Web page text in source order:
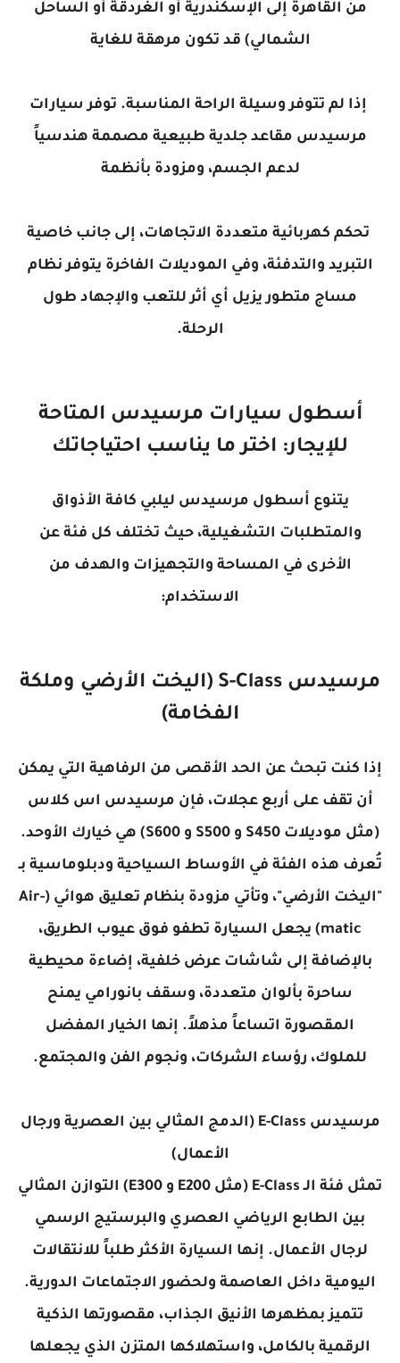
من القاهرة إلى الإسكندرية أو الغردقة أو الساحل
الشمالي) قد تكون مرهقة للغاية
إذا لم تتوفر وسيلة الراحة المناسبة. توفر سيارات
مرسيدس مقاعد جلدية طبيعية مصممة هندسياً
لدعم الجسم، ومزودة بأنظمة
تحكم كهربائية متعددة الاتجاهات، إلى جانب خاصية
التبريد والتدفئة، وفي الموديلات الفاخرة يتوفر نظام
مساج متطور يزيل أي أثر للتعب والإجهاد طول
الرحلة.
أسطول سيارات مرسيدس المتاحة
للإيجار: اختر ما يناسب احتياجاتك
يتنوع أسطول مرسيدس ليلبي كافة الأذواق
والمتطلبات التشغيلية، حيث تختلف كل فئة عن
الأخرى في المساحة والتجهيزات والهدف من
الاستخدام:
مرسيدس S-Class (اليخت الأرضي وملكة
الفخامة)
إذا كنت تبحث عن الحد الأقصى من الرفاهية التي يمكن
أن تقف على أربع عجلات، فإن مرسيدس اس كلاس
(مثل موديلات S450 و S500 و S600) هي خيارك الأوحد.
تُعرف هذه الفئة في الأوساط السياحية ودبلوماسية بـ
"اليخت الأرضي"، وتأتي مزودة بنظام تعليق هوائي (Air-
matic) يجعل السيارة تطفو فوق عيوب الطريق،
بالإضافة إلى شاشات عرض خلفية، إضاءة محيطية
ساحرة بألوان متعددة، وسقف بانورامي يمنح
المقصورة اتساعاً مذهلاً. إنها الخيار المفضل
للملوك، رؤساء الشركات، ونجوم الفن والمجتمع.
مرسيدس E-Class (الدمج المثالي بين العصرية ورجال
الأعمال)
تمثل فئة الـ E-Class (مثل E200 و E300) التوازن المثالي
بين الطابع الرياضي العصري والبرستيج الرسمي
لرجال الأعمال. إنها السيارة الأكثر طلباً للانتقالات
اليومية داخل العاصمة ولحضور الاجتماعات الدورية.
تتميز بمظهرها الأنيق الجذاب، مقصورتها الذكية
الرقمية بالكامل، واستهلاكها المتزن الذي يجعلها